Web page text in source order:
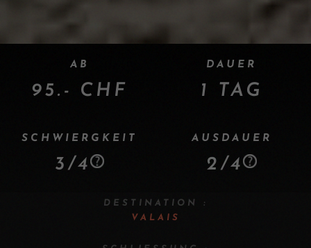
AB
95.- CHF
DAUER
1 TAG
SCHWIERGKEIT
3/4
AUSDAUER
2/4
DESTINATION :
VALAIS